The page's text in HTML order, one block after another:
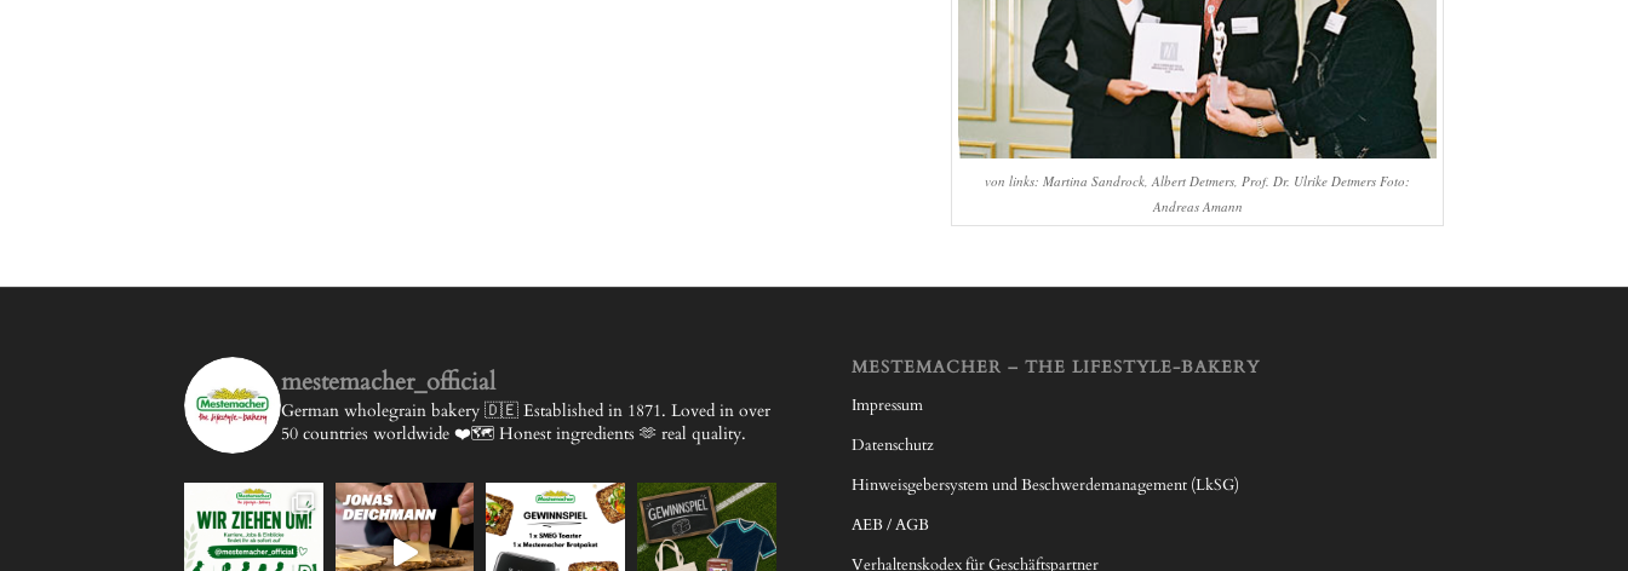
von links: Martina Sandrock, Albert Detmers, Prof. Dr. Ulrike Detmers Foto:
Andreas Amann
mestemacher_official
German wholegrain bakery 🇩🇪 Established in 1871. Loved in over
50 countries worldwide ❤️🗺️ Honest ingredients 🫶 real quality.
MESTEMACHER – THE LIFESTYLE-BAKERY
Impressum
Datenschutz
Hinweisgebersystem und Beschwerdemanagement (LkSG)
AEB / AGB
Verhaltenskodex für Geschäftspartner